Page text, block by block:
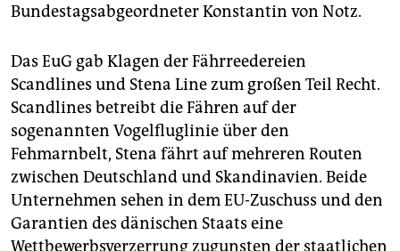
Bundestagsabgeordneter Konstantin von Notz.
Das EuG gab Klagen der Fährreedereien
Scandlines und Stena Line zum großen Teil Recht.
Scandlines betreibt die Fähren auf der
sogenannten Vogelfluglinie über den
Fehmarnbelt, Stena fährt auf mehreren Routen
zwischen Deutschland und Skandinavien. Beide
Unternehmen sehen in dem EU-Zuschuss und den
Garantien des dänischen Staats eine
Wettbewerbsverzerrung zugunsten der staatlichen